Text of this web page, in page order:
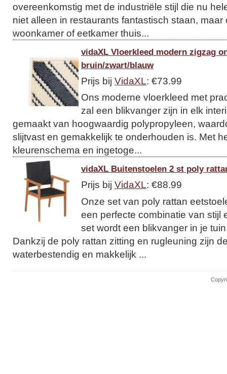
overeenkomstig met de industriële stijl die nu
niet alleen in restaurants fantastisch staan, maar
woonkamer of eetkamer thuis...
vidaXL Vloerkleed modern zigzag
bruin/zwart/blauw
Prijs bij VidaXL: €73.99
Ons moderne vloerkleed met
zal een blikvanger zijn in elk
gemaakt van hoogwaardig polypropyleen,
slijtvast en gemakkelijk te onderhouden is. Met
kleurenschema en ingetoge...
vidaXL Buitenstoelen 2 st poly
Prijs bij VidaXL: €88.99
Onze set van poly rattan
een perfecte combinatie van stijl
set wordt een blikvanger in je
Dankzij de poly rattan zitting en rugleuning zijn
waterbestendig en makkelijk ...